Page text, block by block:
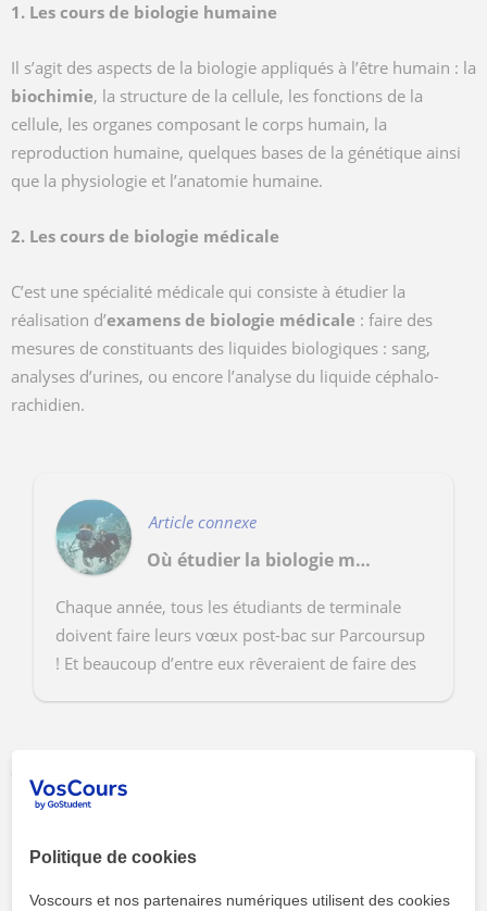
1. Les cours de biologie humaine
Il s’agit des aspects de la biologie appliqués à l’être humain : la
biochimie, la structure de la cellule, les fonctions de la
cellule, les organes composant le corps humain, la
reproduction humaine, quelques bases de la génétique ainsi
que la physiologie et l’anatomie humaine.
2. Les cours de biologie médicale
C’est une spécialité médicale qui consiste à étudier la
réalisation d’examens de biologie médicale : faire des
mesures de constituants des liquides biologiques : sang,
analyses d’urines, ou encore l’analyse du liquide céphalo-
rachidien.
Article connexe
Où étudier la biologie marine ?
Chaque année, tous les étudiants de terminale
doivent faire leurs vœux post-bac sur Parcoursup
! Et beaucoup d’entre eux rêveraient de faire des
biologie cellulaire
La biologie moléculaire est une discipline scientifique qui
Politique de cookies
Voscours et nos partenaires numériques utilisent des cookies